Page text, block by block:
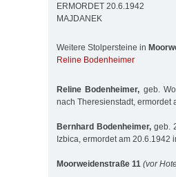
ERMORDET 20.6.1942
MAJDANEK
Weitere Stolpersteine in
Reline Bodenheimer
Reline Bodenheimer, geb.
nach Theresienstadt, ermordet
Bernhard Bodenheimer, geb.
Izbica, ermordet am 20.6.1942
Moorweidenstraße 11 (vor